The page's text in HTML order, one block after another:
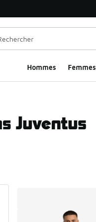
Hommes​ Femmes
Juventus